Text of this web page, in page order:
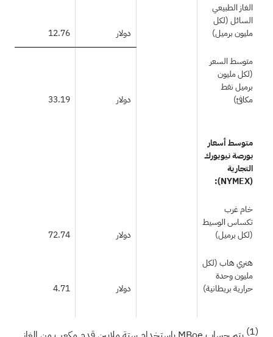
الغاز الطبيعي
السائل (لكل
مليون برميل)
دولار 12.76
متوسط السعر
(لكل مليون
برميل نفط
مكافئ)
دولار 33.19
متوسط أسعار
بورصة نيويورك
التجارية
(NYMEX)
:
خام غرب
تكساس الوسيط
(لكل برميل)
دولار 72.74
هنري هاب (لكل
مليون وحدة
حرارية بريطانية)
دولار 4.71
(1)